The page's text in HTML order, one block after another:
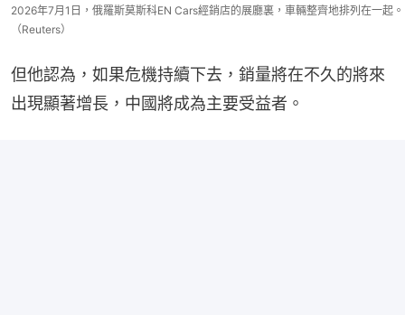
2026年7月1日，俄羅斯莫斯科EN Cars經銷店的展廳裏，車輛整齊地排列在一起。
（Reuters）
但他認為，如果危機持續下去，銷量將在不久的將來
出現顯著增長，中國將成為主要受益者。